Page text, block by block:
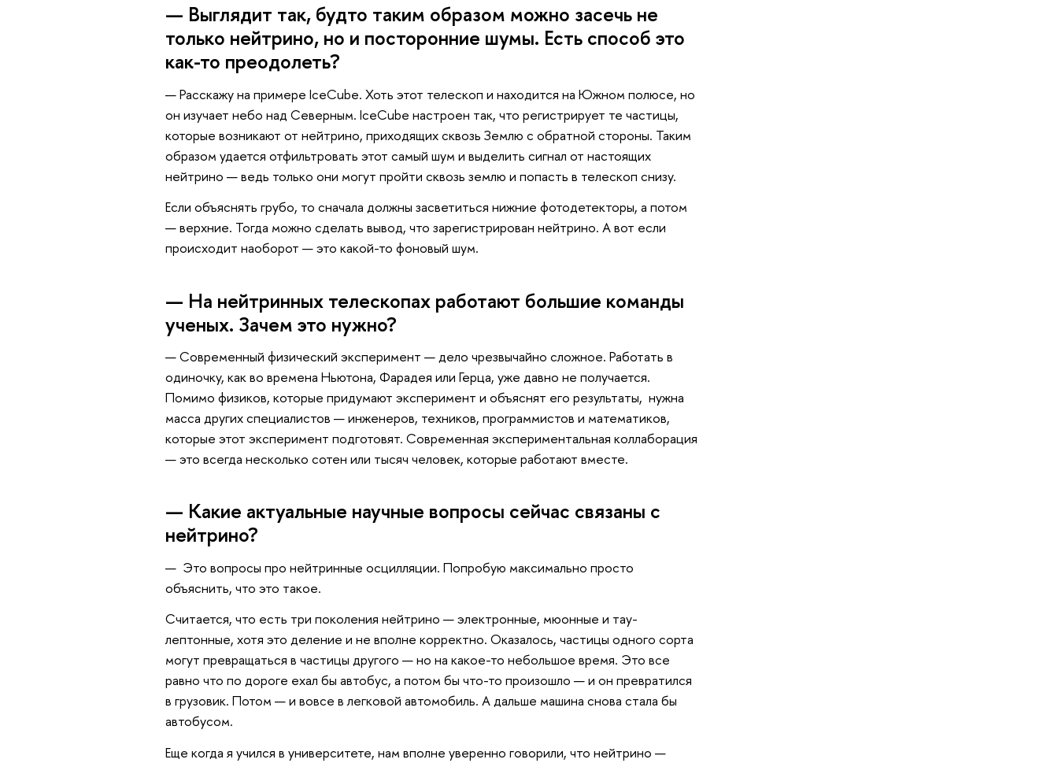
— Выглядит так, будто таким образом можно засечь не
только нейтрино, но и посторонние шумы. Есть способ это
как-то преодолеть?
— Расскажу на примере IceCube. Хоть этот телескоп и находится на Южном полюсе, но
он изучает небо над Северным. IceCube настроен так, что регистрирует те частицы,
которые возникают от нейтрино, приходящих сквозь Землю с обратной стороны. Таким
образом удается отфильтровать этот самый шум и выделить сигнал от настоящих
нейтрино — ведь только они могут пройти сквозь землю и попасть в телескоп снизу.
Если объяснять грубо, то сначала должны засветиться нижние фотодетекторы, а потом
— верхние. Тогда можно сделать вывод, что зарегистрирован нейтрино. А вот если
происходит наоборот — это какой-то фоновый шум.
— На нейтринных телескопах работают большие команды
ученых. Зачем это нужно?
— Современный физический эксперимент — дело чрезвычайно сложное. Работать в
одиночку, как во времена Ньютона, Фарадея или Герца, уже давно не получается.
Помимо физиков, которые придумают эксперимент и объяснят его результаты, нужна
масса других специалистов — инженеров, техников, программистов и математиков,
которые этот эксперимент подготовят. Современная экспериментальная коллаборация
— это всегда несколько сотен или тысяч человек, которые работают вместе.
— Какие актуальные научные вопросы сейчас связаны с
нейтрино?
— Это вопросы про нейтринные осцилляции. Попробую максимально просто
объяснить, что это такое.
Считается, что есть три поколения нейтрино — электронные, мюонные и тау-
лептонные, хотя это деление и не вполне корректно. Оказалось, частицы одного сорта
могут превращаться в частицы другого — но на какое-то небольшое время. Это все
равно что по дороге ехал бы автобус, а потом бы что-то произошло — и он превратился
в грузовик. Потом — и вовсе в легковой автомобиль. А дальше машина снова стала бы
автобусом.
Еще когда я учился в университете, нам вполне уверенно говорили, что нейтрино —